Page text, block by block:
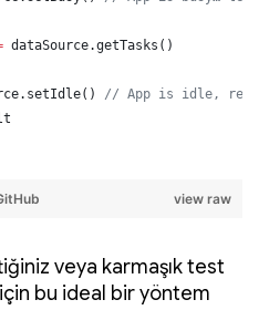
veya karmaşık test
bu ideal bir yöntem